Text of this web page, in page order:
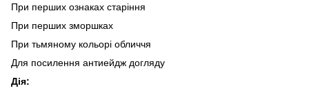
При перших ознаках старіння
При перших зморшках
При тьмяному кольорі обличчя
Для посилення антиейдж догляду
Дія: